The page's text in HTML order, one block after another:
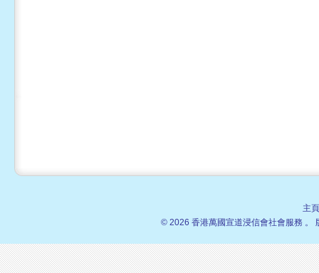
主頁
© 2026 香港萬國宣道浸信會社會服務 。